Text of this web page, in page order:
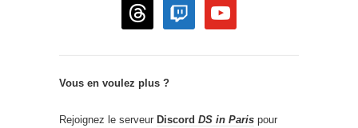
threads twitch youtube
Vous en voulez plus ?
Rejoignez le serveur Discord DS in Paris pour